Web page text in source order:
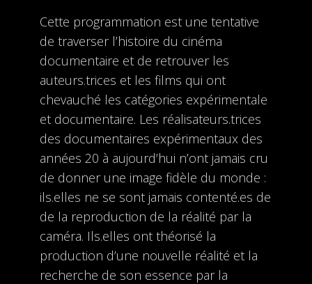
Cette programmation est une tentative
de traverser l’histoire du cinéma
documentaire et de retrouver les
auteurs.trices et les films qui ont
chevauché les catégories expérimentale
et documentaire. Les réalisateurs.trices
des documentaires expérimentaux des
années 20 à aujourd’hui n’ont jamais cru
de donner une image fidèle du monde :
ils.elles ne se sont jamais contenté.es de
de la reproduction de la réalité par la
caméra. Ils.elles ont théorisé la
production d’une nouvelle réalité et la
recherche de son essence par la